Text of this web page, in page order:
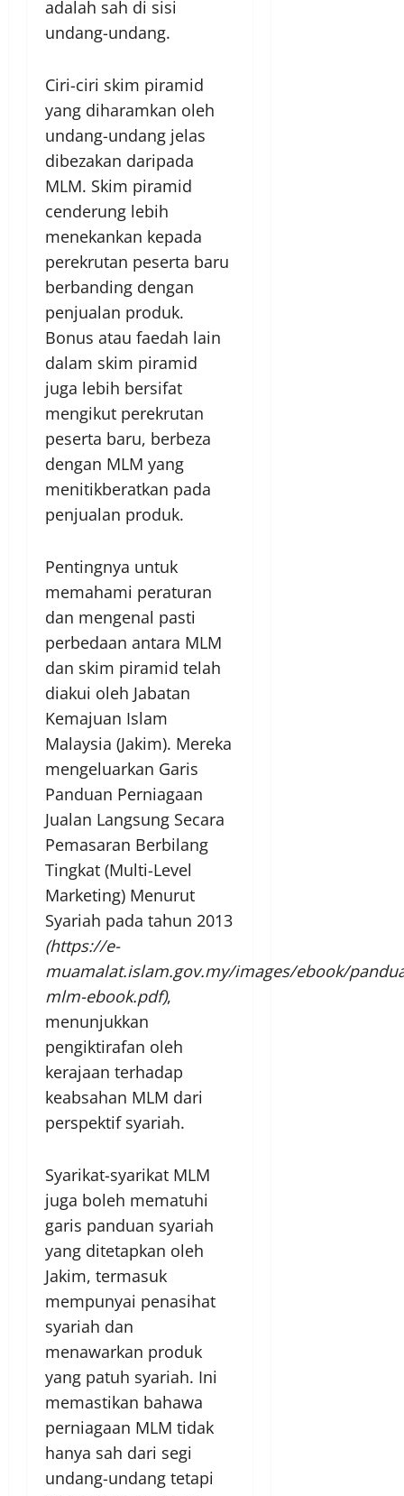
adalah sah di sisi
undang-undang.
Ciri-ciri skim piramid
yang diharamkan oleh
undang-undang jelas
dibezakan daripada
MLM. Skim piramid
cenderung lebih
menekankan kepada
perekrutan peserta baru
berbanding dengan
penjualan produk.
Bonus atau faedah lain
dalam skim piramid
juga lebih bersifat
mengikut perekrutan
peserta baru, berbeza
dengan MLM yang
menitikberatkan pada
penjualan produk.
Pentingnya untuk
memahami peraturan
dan mengenal pasti
perbedaan antara MLM
dan skim piramid telah
diakui oleh Jabatan
Kemajuan Islam
Malaysia (Jakim). Mereka
mengeluarkan Garis
Panduan Perniagaan
Jualan Langsung Secara
Pemasaran Berbilang
Tingkat (Multi-Level
Marketing) Menurut
Syariah pada tahun 2013
(https://e-
muamalat.islam.gov.my/images/ebook/
mlm-ebook.pdf),
menunjukkan
pengiktirafan oleh
kerajaan terhadap
keabsahan MLM dari
perspektif syariah.
Syarikat-syarikat MLM
juga boleh mematuhi
garis panduan syariah
yang ditetapkan oleh
Jakim, termasuk
mempunyai penasihat
syariah dan
menawarkan produk
yang patuh syariah. Ini
memastikan bahawa
perniagaan MLM tidak
hanya sah dari segi
undang-undang tetapi